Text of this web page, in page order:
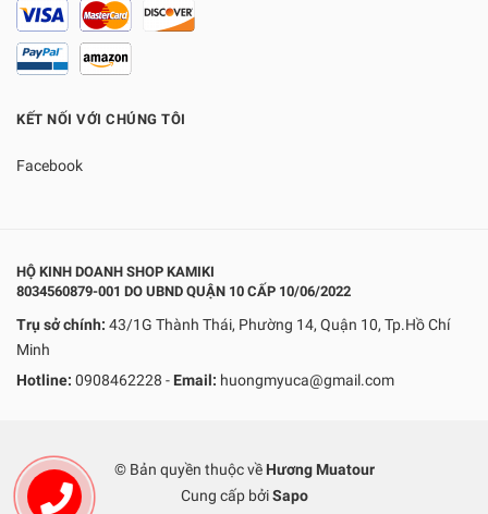
KẾT NỐI VỚI CHÚNG TÔI
Facebook
HỘ KINH DOANH SHOP KAMIKI
8034560879-001 DO UBND QUẬN 10 CẤP 10/06/2022
Trụ sở chính: 43/1G Thành Thái, Phường 14, Quận 10, Tp.Hồ Chí
Minh
Hotline: 0908462228 - Email: huongmyuca@gmail.com
© Bản quyền thuộc về Hương Muatour
Cung cấp bởi Sapo